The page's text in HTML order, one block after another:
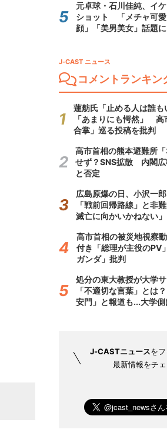
元卓球・石川佳純、イ
ショット 「メチャ可
顔」「美男美女」話題に
J-CAST ニュース
コメントランキン
蓮舫氏「止める人は誰も
「あまりにも愕然」 高
合掌」巡る投稿を批判
高市首相の熊本避難所
せず？SNS拡散 内閣広
と否定
広島原爆の日、小沢一
「戦前回帰路線」と非
滅亡に向かいかねない」
高市首相の被災地視察
付き「総理が主役のPV
ガンダ」批判
処分の東大教授が大学
「不適切な言葉」とは
安門」と報道も...大学
J-CASTニュースを
最新情報をチ